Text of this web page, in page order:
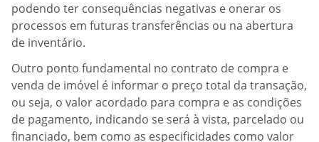
podendo ter consequências negativas e onerar os
processos em futuras transferências ou na abertura
de inventário.
Outro ponto fundamental no contrato de compra e
venda de imóvel é informar o preço total da transação,
ou seja, o valor acordado para compra e as condições
de pagamento, indicando se será à vista, parcelado ou
financiado, bem como as especificidades como valor